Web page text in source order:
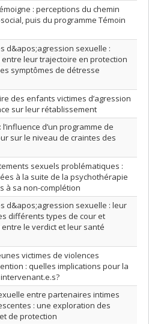
: perceptions du chemin
puis du programme Témoin
d&apos;agression sexuelle :
leur trajectoire en protection
symptômes de détresse
des enfants victimes d’agression
sur leur rétablissement
d’un programme de
sur le niveau de craintes des
sexuels problématiques :
à la suite de la psychothérapie
à sa non-complétion
d&apos;agression sexuelle : leur
différents types de cour et
le verdict et leur santé
victimes de violences
: quelles implications pour la
entre partenaires intimes
: une exploration des
de protection